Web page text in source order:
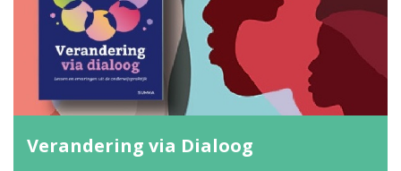
Verandering via Dialoog